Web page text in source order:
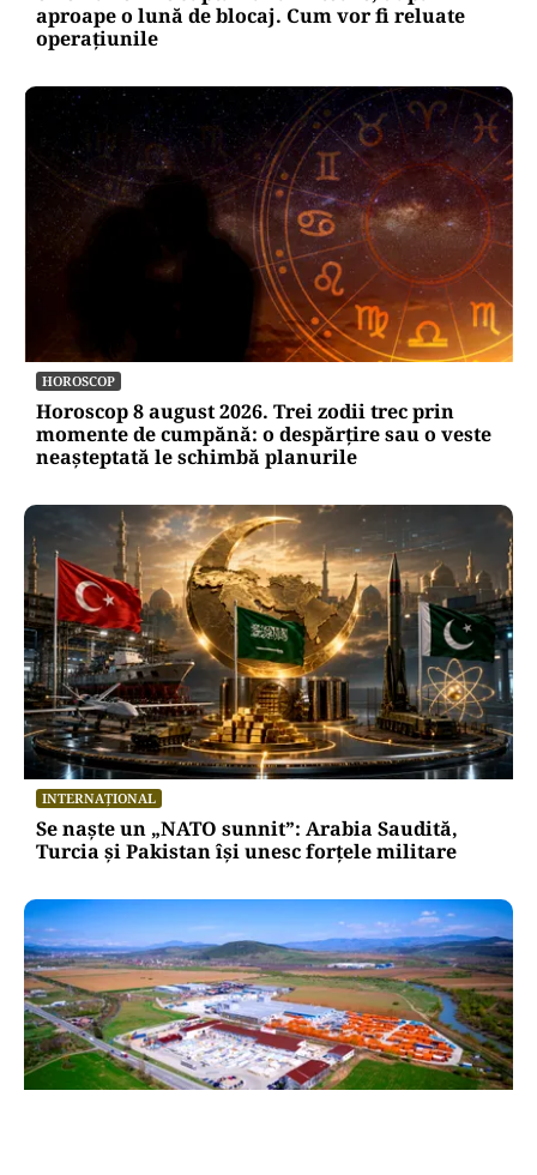
aproape o lună de blocaj. Cum vor fi reluate
operațiunile
HOROSCOP
Horoscop 8 august 2026. Trei zodii trec prin
momente de cumpănă: o despărțire sau o veste
neașteptată le schimbă planurile
INTERNAȚIONAL
Se naște un „NATO sunnit”: Arabia Saudită,
Turcia și Pakistan își unesc forțele militare